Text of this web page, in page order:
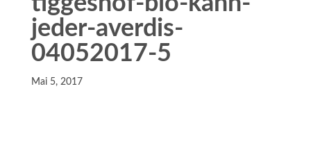
jeder-averdis-
04052017-5
Mai 5, 2017